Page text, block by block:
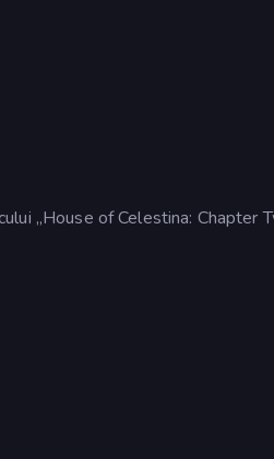
„House of Celestina: Chapter